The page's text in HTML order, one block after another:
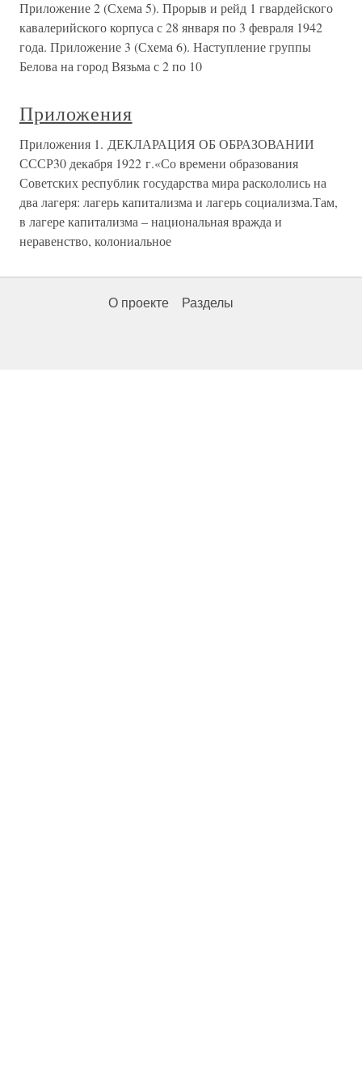
Приложение 2 (Схема 5). Прорыв и рейд 1 гвардейского
кавалерийского корпуса с 28 января по 3 февраля 1942
года. Приложение 3 (Схема 6). Наступление группы
Белова на город Вязьма с 2 по 10
Приложения
Приложения 1. ДЕКЛАРАЦИЯ ОБ ОБРАЗОВАНИИ
СССР30 декабря 1922 г.«Со времени образования
Советских республик государства мира раскололись на
два лагеря: лагерь капитализма и лагерь социализма.Там,
в лагере капитализма – национальная вражда и
неравенство, колониальное
О проекте Разделы